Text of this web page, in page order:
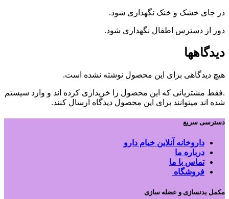
در جای خشک و خنک نگهداری شود.
دور از دسترس اطفال نگهداری شود.
دیدگاهها
هیچ دیدگاهی برای این محصول نوشته نشده است.
.فقط مشتریانی که این محصول را خریداری کرده اند و وارد سیستم
شده اند میتوانند برای این محصول دیدگاه ارسال کنند.
دسترسی سریع
داروخانه آنلاین خیام دارو
درباره ما
تماس با ما
فروشگاه
مکمل بدنسازی و عضله سازی